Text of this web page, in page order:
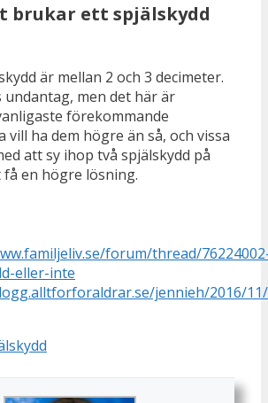
brukar ett spjälskydd
är mellan 2 och 3 decimeter.
undantag, men det här är
förekommande
vill ha dem högre än så, och vissa
att sy ihop två spjälskydd på
en högre lösning.
forum/thread/
eller-inte
jennieh/2016/